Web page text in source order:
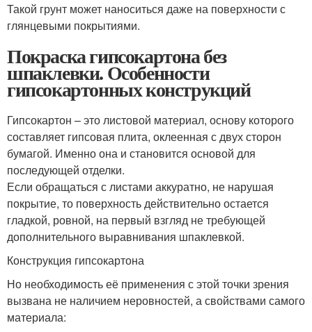
Такой грунт может наноситься даже на поверхности с
глянцевыми покрытиями.
Покраска гипсокартона без
шпаклевки. Особенности
гипсокартонных конструкций
Гипсокартон – это листовой материал, основу которого
составляет гипсовая плита, оклеенная с двух сторон
бумагой. Именно она и становится основой для
последующей отделки.
Если обращаться с листами аккуратно, не нарушая
покрытие, то поверхность действительно остается
гладкой, ровной, на первый взгляд не требующей
дополнительного выравнивания шпаклевкой.
Конструкция гипсокартона
Но необходимость её применения с этой точки зрения
вызвана не наличием неровностей, а свойствами самого
материала: